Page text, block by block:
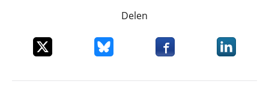
Delen
Deel dit item op XDeel dit item op Bluesky
Deel dit item opDeel dit